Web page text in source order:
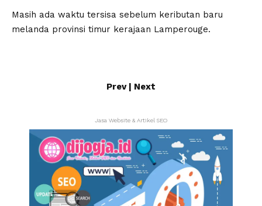
Masih ada waktu tersisa sebelum keributan baru
melanda provinsi timur kerajaan Lamperouge.
Prev| Next
Jasa Website & Artikel SEO